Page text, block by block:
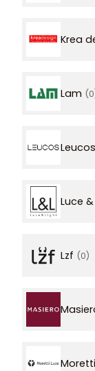
Krea
Lam
Leucos
Luce
Lzf (0)